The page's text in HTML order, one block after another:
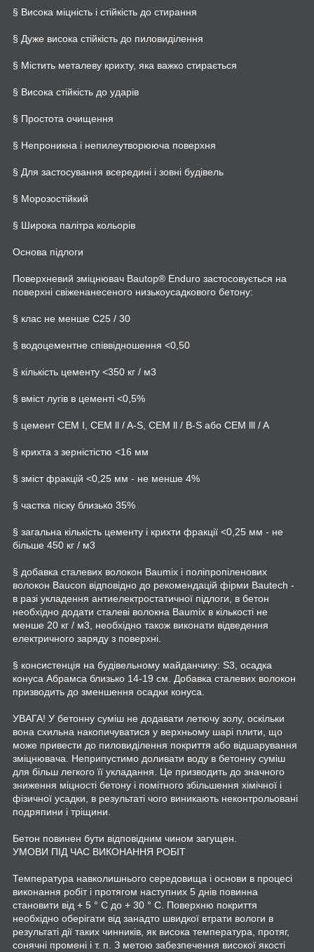
§ Висока міцність і стійкість до стирання
§ Дуже висока стійкість до пиловиділення
§ Містить металеву крихту, яка важко стирається
§ Висока стійкість до ударів
§ Простота очищення
§ Непроникна і непилеутворююча поверхня
§ Для застосування всередині і зовні будівель
§ Морозостійкий
§ Широка палітра кольорів
Основа підлоги
Поверхневий зміцнювач Bautop® Enduro застосовується на
поверхні свіженанесеного низькоусадкового бетону:
§ клас не менше C25 / 30
§ водоцементне співвідношення <0,50
§ кількість цементу <350 кг / м3
§ вміст лугів в цементі <0,5%
§ цемент CEM I, CEM ll / A-S, CEM ll / B-S або CEM lll / A
§ крихта з зерністістю <16 мм
§ зміст фракцій <0,25 мм - не менше 4%
§ частка піску близько 35%
§ загальна кількість цементу і крихти фракції <0,25 мм - не
більше 450 кг / м3
§ добавка сталевих волокон Baumix і поліпропіленових
волокон Baucon відповідно до рекомендацій фірми Bautech -
в разі укладення антиелектростатичної підлоги, в бетон
необхідно додати сталеві волокна Baumix в кількості не
менше 20 кг / м3, необхідно також виконати відведення
електричного заряду з поверхні.
§ консистенція на будівельному майданчику: S3, осадка
конуса Абрамса близько 14-19 см. Добавка сталевих волокон
призводить до зменшення осадки конуса.
УВАГА! У бетонну суміш не додавати летючу золу, оскільки
вона схильна накопичуватися у верхньому шарі плити, що
може привести до пиловиділення покриття або відшарування
зміцнювача. Неприпустимо доливати воду в бетонну суміш
для більш легкого її укладання. Це призводить до значного
зниження міцності бетону і помітного збільшення хімічної і
фізичної усадки, в результаті чого виникають неконтрольовані
подряпини і тріщини.
Бетон повинен бути відповідним чином загущен.
УМОВИ ПІД ЧАС ВИКОНАННЯ РОБІТ
Температура навколишнього середовища і основи в процесі
виконання робіт і протягом наступних 5 днів повинна
становити від + 5 ° C до + 30 ° C. Поверхню покриття
необхідно оберігати від занадто швидкої втрати вологи в
результаті дії таких чинників, як висока температура, протяг,
сонячні промені і т. п. З метою забезпечення високої якості